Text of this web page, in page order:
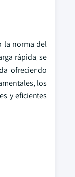
la norma del
rápida, se
ofreciendo
los
y eficientes